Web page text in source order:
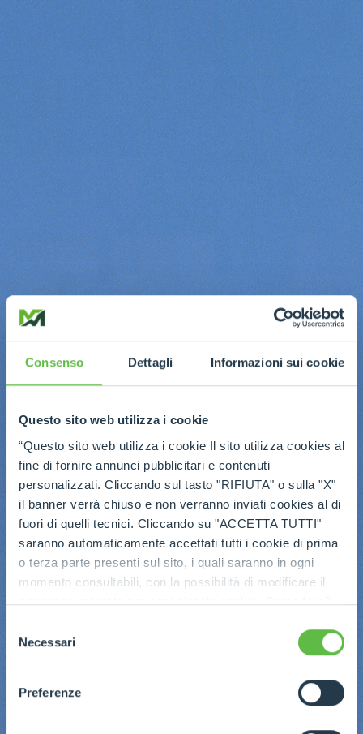
Consenso Dettagli Informazioni sui cookie
Questo sito web utilizza i cookie
“Questo sito web utilizza i cookie Il sito utilizza cookies al
fine di fornire annunci pubblicitari e contenuti
personalizzati. Cliccando sul tasto "RIFIUTA" o sulla "X"
il banner verrà chiuso e non verranno inviati cookies al di
fuori di quelli tecnici. Cliccando su "ACCETTA TUTTI"
saranno automaticamente accettati tutti i cookie di prima
o terza parte presenti sul sito, i quali saranno in ogni
momento consultabili, con la possibilità di modificare il
consenso prestato per ogni singolo cookie. Come fare?
ogni pagina, selezionare "Modifichi il suo consenso" e
dell'informativa completa nel footer presente in ogni
pagina. Per esercitare i diritti riconosciuti all'interessato ai
delNecessari
Preferenze